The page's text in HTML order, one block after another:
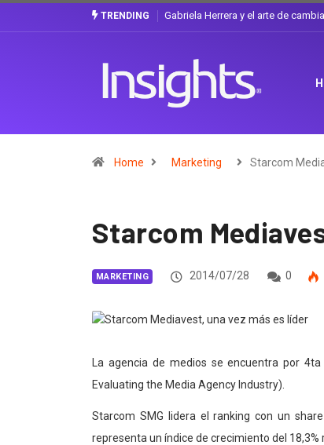
TRENDING Gabriela Herrera y el arte de
Home Marketing Starcom
Starcom
MARKETING 2014/07/28 0
La agencia de medios se encuentra por
Evaluating the Media Agency Industry).
Starcom SMG lidera el ranking con un
representa un índice de crecimiento del 18,3%